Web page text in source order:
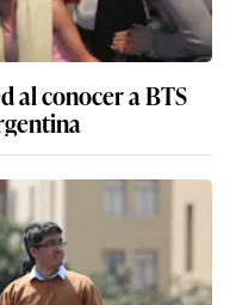
al conocer a BTS